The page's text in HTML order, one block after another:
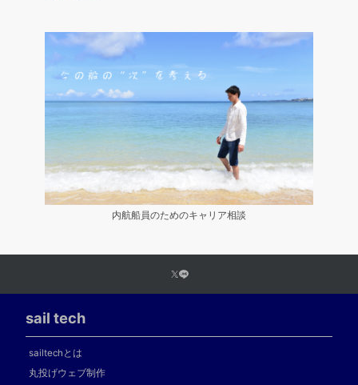
内航船員のためのキャリア相談
sail tech
sailtechとは
丸投げウェブ制作